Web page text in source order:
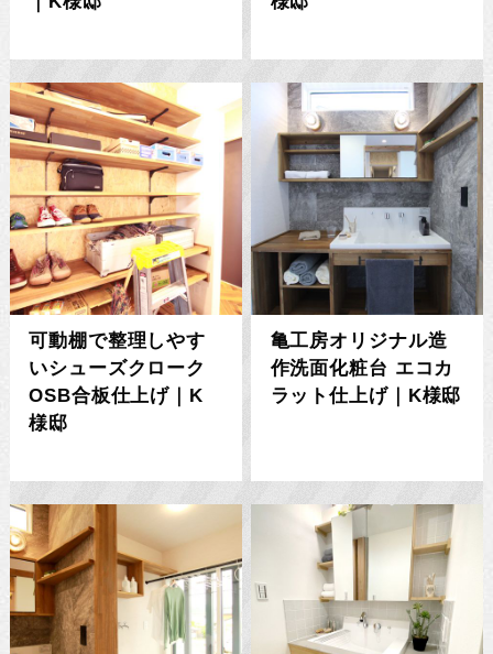
可動棚で整理しやす
いシューズクローク
OSB合板仕上げ｜K
様邸
亀工房オリジナル造
作洗面化粧台 エコカ
ラット仕上げ｜K様邸